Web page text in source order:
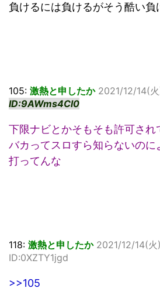
負けるには負けるがそう酷い負
105: 激熱と申したか 2021/12/14(
ID:9AWms4Cl0
下限ナビとかそもそも許可され
バカってスロすら知らないのに
打ってんな
118: 激熱と申したか 2021/12/14(
ID:0XZTY1jgd
>>105